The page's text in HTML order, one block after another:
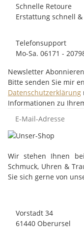
Schnelle Retoure
Erstattung schnell
Telefonsupport
Mo-Sa. 06171 -
Newsletter Abonnieren
Bitte senden Sie mir
Datenschutzerklärung
Informationen zu
Wir stehen Ihnen
Schmuck, Uhren &
Sie sich gerne von
Vorstadt 34
61440 Oberursel